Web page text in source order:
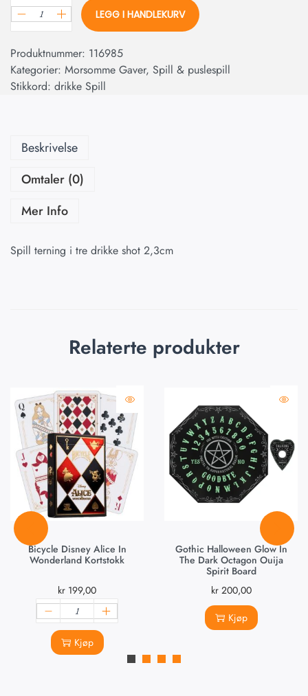
LEGG I HANDLEKURV
Produktnummer: 116985
Kategorier: Morsomme Gaver, Spill & puslespill
Stikkord: drikke Spill
Beskrivelse
Omtaler (0)
Mer Info
Spill terning i tre drikke shot 2,3cm
Relaterte produkter
Bicycle Disney Alice In
Wonderland Kortstokk
kr 199,00
Kjøp
Gothic Halloween Glow In
The Dark Octagon Ouija
Spirit Board
kr200,00
Kjøp